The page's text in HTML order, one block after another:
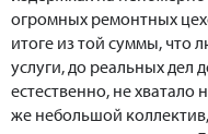
огромных ремонтных
итоге из той суммы, что
услуги, до реальных дел
естественно, не
же небольшой